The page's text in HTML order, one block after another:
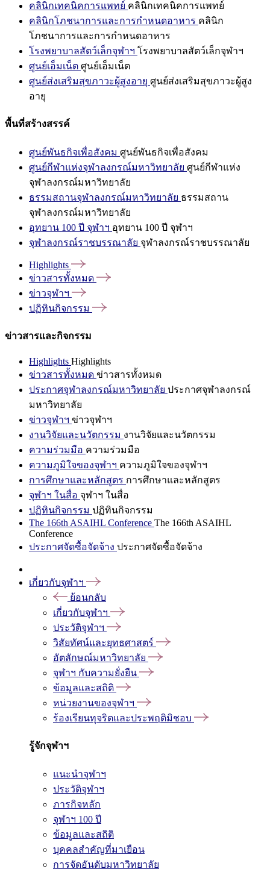
คลินิกเทคนิคการแพทย์ คลินิกเทคนิคการแพทย์
คลินิกโภชนาการและการกำหนดอาหาร คลินิก
โภชนาการและการกำหนดอาหาร
โรงพยาบาลสัตว์เล็กจุฬาฯ โรงพยาบาลสัตว์เล็กจุฬาฯ
ศูนย์เอ็มเน็ต ศูนย์เอ็มเน็ต
ศูนย์ส่งเสริมสุขภาวะผู้สูงอายุ ศูนย์ส่งเสริมสุขภาวะผู้สูง
อายุ
พื้นที่สร้างสรรค์
ศูนย์พันธกิจเพื่อสังคม ศูนย์พันธกิจเพื่อสังคม
ศูนย์กีฬาแห่งจุฬาลงกรณ์มหาวิทยาลัย ศูนย์กีฬาแห่ง
จุฬาลงกรณ์มหาวิทยาลัย
ธรรมสถานจุฬาลงกรณ์มหาวิทยาลัย ธรรมสถาน
จุฬาลงกรณ์มหาวิทยาลัย
อุทยาน 100 ปี จุฬาฯ อุทยาน 100 ปี จุฬาฯ
จุฬาลงกรณ์ราชบรรณาลัย จุฬาลงกรณ์ราชบรรณาลัย
Highlights
ข่าวสารทั้งหมด
ข่าวจุฬาฯ
ปฏิทินกิจกรรม
ข่าวสารและกิจกรรม
Highlights Highlights
ข่าวสารทั้งหมด ข่าวสารทั้งหมด
ประกาศจุฬาลงกรณ์มหาวิทยาลัย ประกาศจุฬาลงกรณ์
มหาวิทยาลัย
ข่าวจุฬาฯ ข่าวจุฬาฯ
งานวิจัยและนวัตกรรม งานวิจัยและนวัตกรรม
ความร่วมมือ ความร่วมมือ
ความภูมิใจของจุฬาฯ ความภูมิใจของจุฬาฯ
การศึกษาและหลักสูตร การศึกษาและหลักสูตร
จุฬาฯ ในสื่อ จุฬาฯ ในสื่อ
ปฏิทินกิจกรรม ปฏิทินกิจกรรม
The 166th ASAIHL Conference The 166th ASAIHL
Conference
ประกาศจัดซื้อจัดจ้าง ประกาศจัดซื้อจัดจ้าง
เกี่ยวกับจุฬาฯ
ย้อนกลับ
เกี่ยวกับจุฬาฯ
ประวัติจุฬาฯ
วิสัยทัศน์และยุทธศาสตร์
อัตลักษณ์มหาวิทยาลัย
จุฬาฯ กับความยั่งยืน
ข้อมูลและสถิติ
หน่วยงานของจุฬาฯ
ร้องเรียนทุจริตและประพฤติมิชอบ
รู้จักจุฬาฯ
แนะนำจุฬาฯ
ประวัติจุฬาฯ
ภารกิจหลัก
จุฬาฯ 100 ปี
ข้อมูลและสถิติ
บุคคลสำคัญที่มาเยือน
การจัดอันดับมหาวิทยาลัย